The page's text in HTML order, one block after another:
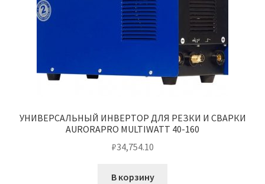
УНИВЕРСАЛЬНЫЙ ИНВЕРТОР ДЛЯ РЕЗКИ И СВАРКИ
AURORAPRO MULTIWATT 40-160
₽34,754.10
В корзину